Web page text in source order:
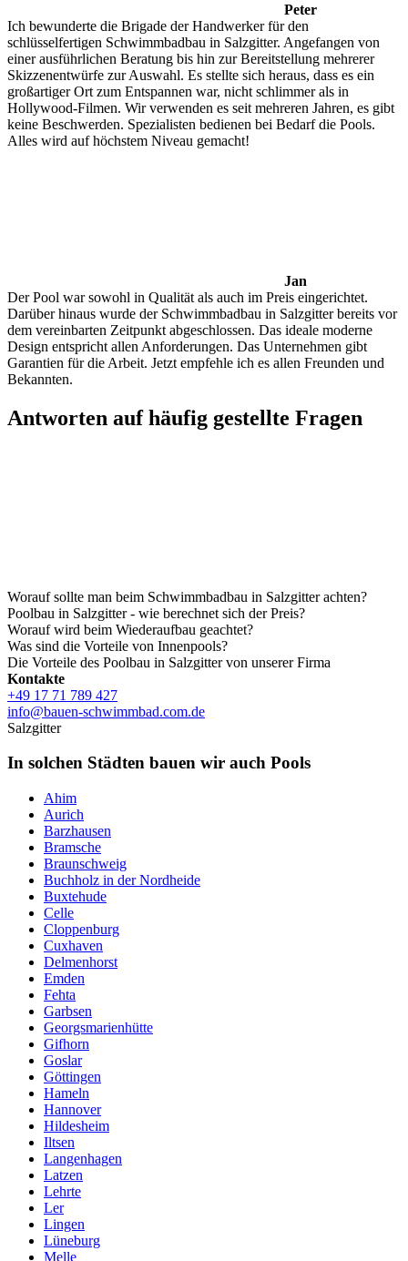
Peter
Ich bewunderte die Brigade der Handwerker für den
schlüsselfertigen Schwimmbadbau in Salzgitter. Angefangen von
einer ausführlichen Beratung bis hin zur Bereitstellung mehrerer
Skizzenentwürfe zur Auswahl. Es stellte sich heraus, dass es ein
großartiger Ort zum Entspannen war, nicht schlimmer als in
Hollywood-Filmen. Wir verwenden es seit mehreren Jahren, es gibt
keine Beschwerden. Spezialisten bedienen bei Bedarf die Pools.
Alles wird auf höchstem Niveau gemacht!
Jan
Der Pool war sowohl in Qualität als auch im Preis eingerichtet.
Darüber hinaus wurde der Schwimmbadbau in Salzgitter bereits vor
dem vereinbarten Zeitpunkt abgeschlossen. Das ideale moderne
Design entspricht allen Anforderungen. Das Unternehmen gibt
Garantien für die Arbeit. Jetzt empfehle ich es allen Freunden und
Bekannten.
Antworten auf häufig gestellte Fragen
Worauf sollte man beim Schwimmbadbau in Salzgitter achten?
Poolbau in Salzgitter - wie berechnet sich der Preis?
Worauf wird beim Wiederaufbau geachtet?
Was sind die Vorteile von Innenpools?
Die Vorteile des Poolbau in Salzgitter von unserer Firma
Kontakte
+49 17 71 789 427
info@bauen-schwimmbad.com.de
Salzgitter
In solchen Städten bauen wir auch Pools
Ahim
Aurich
Barzhausen
Bramsche
Braunschweig
Buchholz in der Nordheide
Buxtehude
Celle
Cloppenburg
Cuxhaven
Delmenhorst
Emden
Fehta
Garbsen
Georgsmarienhütte
Gifhorn
Goslar
Göttingen
Hameln
Hannover
Hildesheim
Iltsen
Langenhagen
Latzen
Lehrte
Ler
Lingen
Lüneburg
Melle